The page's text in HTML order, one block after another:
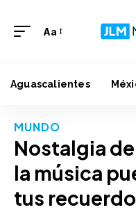
Aa
Aguascalientes
MUNDO
Nostalgia
la música
tus